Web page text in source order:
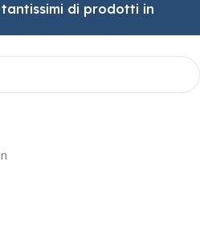
di prodotti in